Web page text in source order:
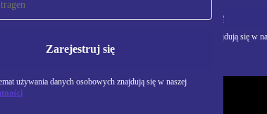
Zarejestruj się
używania danych osobowych znajdują się w naszej
Zarejestruj się
Informacje na temat używania danych osobowych znajdują się w
Polityce prywatności
NEW.